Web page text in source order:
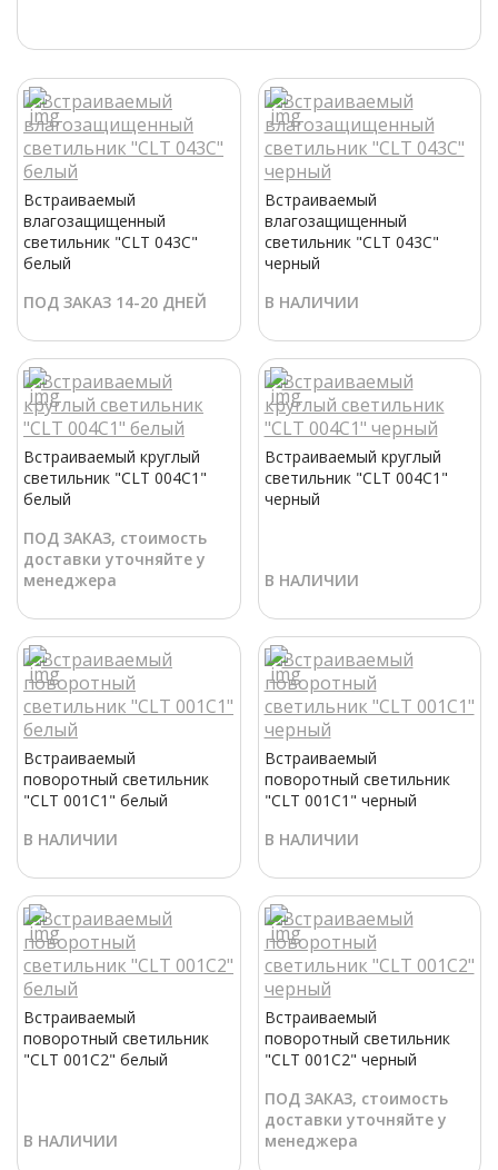
Встраиваемый
влагозащищенный
светильник "CLT 043C"
белый
ПОД ЗАКАЗ 14-20 ДНЕЙ
Встраиваемый
влагозащищенный
светильник "CLT 043C"
черный
В НАЛИЧИИ
Встраиваемый круглый
светильник "CLT 004C1"
белый
ПОД ЗАКАЗ, стоимость
доставки уточняйте у
менеджера
Встраиваемый круглый
светильник "CLT 004C1"
черный
В НАЛИЧИИ
Встраиваемый
поворотный светильник
"CLT 001C1" белый
В НАЛИЧИИ
Встраиваемый
поворотный светильник
"CLT 001C1" черный
В НАЛИЧИИ
Встраиваемый
поворотный светильник
"CLT 001C2" белый
В НАЛИЧИИ
Встраиваемый
поворотный светильник
"CLT 001C2" черный
ПОД ЗАКАЗ, стоимость
доставки уточняйте у
менеджера